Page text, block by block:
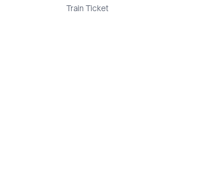
Train Ticket